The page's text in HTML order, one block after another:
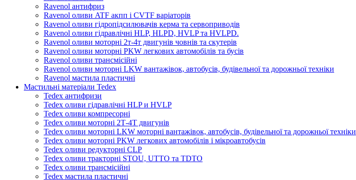
Ravenol антифриз
Ravenol оливи ATF акпп і CVTF варіаторів
Ravenol оливи гідропідсилювачів керма та сервоприводів
Ravenol оливи гідравлічні HLP, HLPD, HVLP та HVLPD.
Ravenol оливи моторні 2т-4т двигунів човнів та скутерів
Ravenol оливи моторні PKW легкових автомобілів та бусів
Ravenol оливи трансмісійні
Ravenol оливи моторні LKW вантажівок, автобусів, будівельної та дорожньої техніки
Ravenol мастила пластичні
Мастильні матеріали Tedex
Tedex антифризи
Tedex оливи гідравлічні HLP и HVLP
Tedex оливи компресорні
Tedex оливи моторні 2Т-4Т двигунів
Tedex оливи моторні LKW моторні вантажівок, автобусів, будівельної та дорожньої техніки
Tedex оливи моторні PKW легкових автомобілів і мікроавтобусів
Tedex оливи редукторні CLP
Tedex оливи тракторні STOU, UTTO та TDTO
Tedex оливи трансмісійні
Tedex мастила пластичні